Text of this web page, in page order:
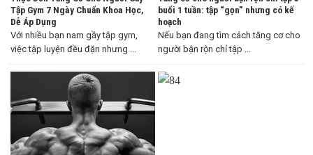
Tập Gym 7 Ngày Chuẩn Khoa Học,
Dễ Áp Dụng
Với nhiều bạn nam gầy tập gym,
việc tập luyện đều đặn nhưng ...
buổi 1 tuần: tập “gọn” nhưng có kế
hoạch
Nếu bạn đang tìm cách tăng cơ cho
người bận rộn chỉ tập ...